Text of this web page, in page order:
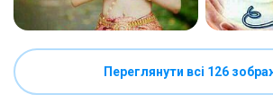
Переглянути всі 126